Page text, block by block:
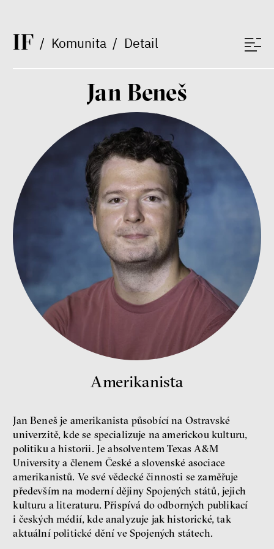
IF/ Komunita/ Detailduševní zdraví
Závěrečná zpráva IF 2025
Bill McKibben
Environmentalista, spisovatel,
publicista
Nehrajeme o to, jaké peníze
budeme mít, ale čí budou, říká
rozhovor
peníze ekonomika
Jan Beneš
Amerikanista
Jan Beneš je amerikanista působící na Ostravské
univerzitě, kde se specializuje na americkou kulturu,
politiku a historii. Je absolventem Texas A&M
University a členem České a slovenské asociace
amerikanistů. Ve své vědecké činnosti se zaměřuje
především na moderní dějiny Spojených států, jejich
kulturu a literaturu. Přispívá do odborných publikací
i českých médií, kde analyzuje jak historické, tak
aktuální politické dění ve Spojených státech.